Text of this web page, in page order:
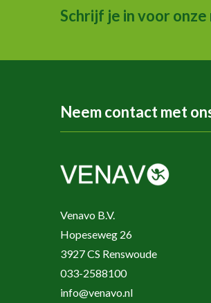
Schrijf je in voor
Neem contact met
Venavo B.V.
Hopeseweg 26
3927 CS Renswoude
033-2588100
info@venavo.nl